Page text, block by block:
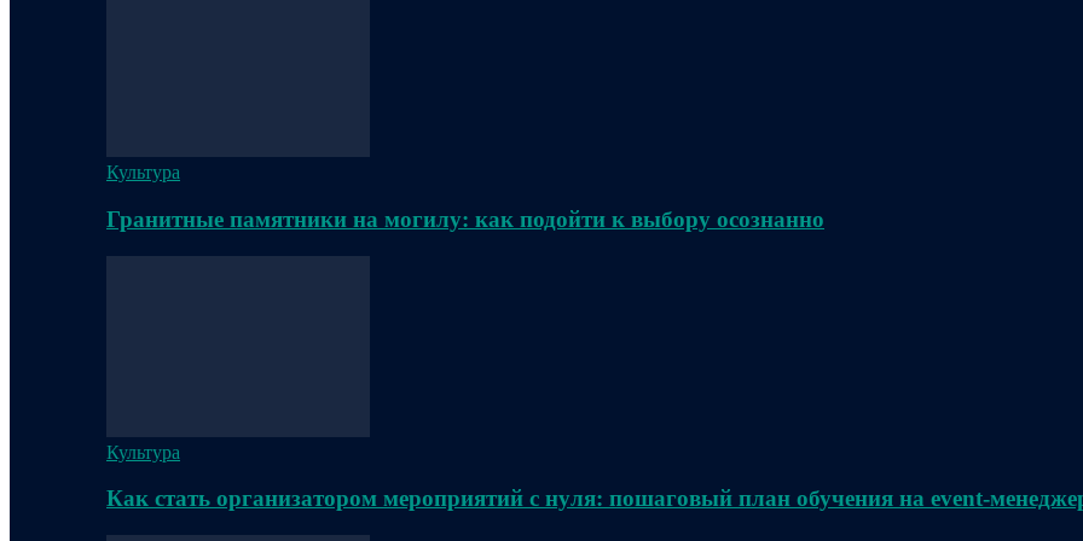
Культура
Гранитные памятники на могилу: как подойти к выбору осознанно
Культура
Как стать организатором мероприятий с нуля: пошаговый план обучения на event-